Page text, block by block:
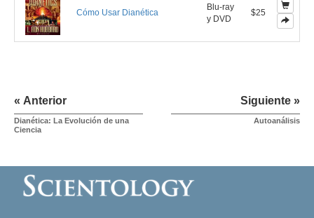
Cómo Usar Dianética
Blu-ray
y DVD
$25
« Anterior
Dianética: La Evolución de una
Ciencia
Siguiente »
Autoanálisis